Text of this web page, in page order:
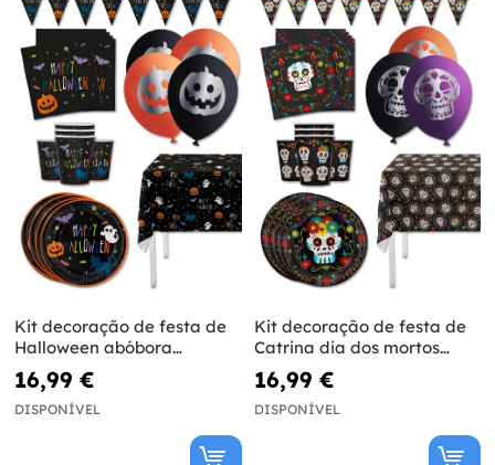
Kit decoração de festa de
Halloween abóbora
Premium para 8 pessoas -
Happy Halloween
16,99 €
DISPONÍVEL
Kit decoração de festa de
Catrina dia dos mortos
Premium para 8 pessoas -
Day of the Dead
16,99 €
DISPONÍVEL